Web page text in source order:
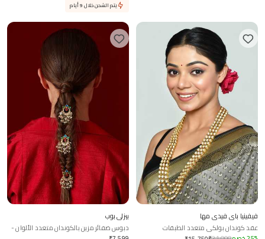
يتم الشحن خلال 9 أيام
فيفينيا باي فيدي مها
عقد كوندان بولكي متعدد الطبقات
بيزلي بوب
دبوس ضفائر مزين بالكوندان متعدد الألوان -